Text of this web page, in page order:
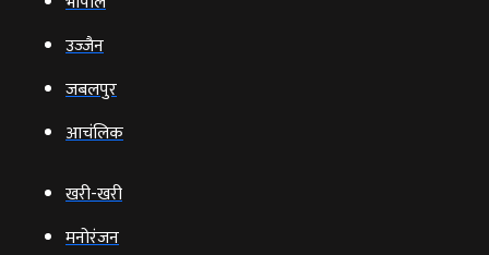
उज्‍जैन
जबलपुर
आचंलिक
खरी-खरी
मनोरंजन